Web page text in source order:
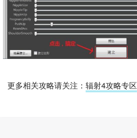
更多相关攻略请关注： 辐射4攻略专区